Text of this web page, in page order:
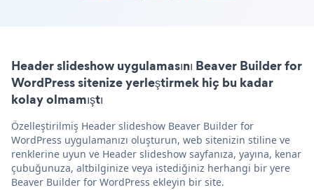
Header slideshow uygulamasını Beaver Builder for
WordPress sitenize yerleştirmek hiç bu kadar
kolay olmamıştı
Özelleştirilmiş Header slideshow Beaver Builder for
WordPress uygulamanızı oluşturun, web sitenizin stiline ve
renklerine uyun ve Header slideshow sayfanıza, yayına, kenar
çubuğunuza, altbilginize veya istediğiniz herhangi bir yere
Beaver Builder for WordPress ekleyin bir site.